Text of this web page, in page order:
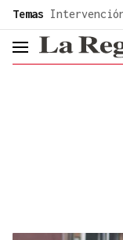
common.go-to-content
Temas
header.menu.open